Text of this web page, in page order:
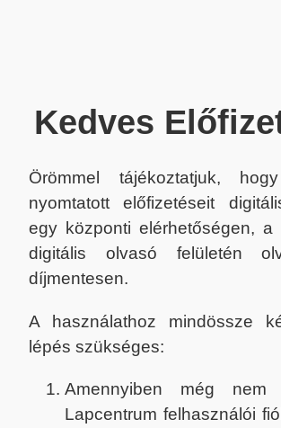
Kedves
Örömmel tájékoztatjuk,
nyomtatott előfizetéseit
egy központi elérhetőségen, a
digitális olvasó felületén
díjmentesen.
A használathoz mindössze
lépés szükséges:
Amennyiben még nem
Lapcentrum felhasználói